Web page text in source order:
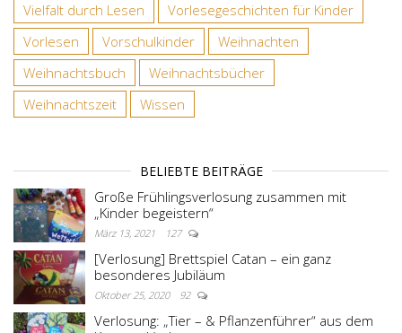
Vielfalt durch Lesen
Vorlesegeschichten für Kinder
Vorlesen
Vorschulkinder
Weihnachten
Weihnachtsbuch
Weihnachtsbücher
Weihnachtszeit
Wissen
BELIEBTE BEITRÄGE
Große Frühlingsverlosung zusammen mit
„Kinder begeistern“
März 13, 2021 127
[Verlosung] Brettspiel Catan – ein ganz
besonderes Jubiläum
Oktober 25, 2020 92
Verlosung: „Tier – & Pflanzenführer“ aus dem